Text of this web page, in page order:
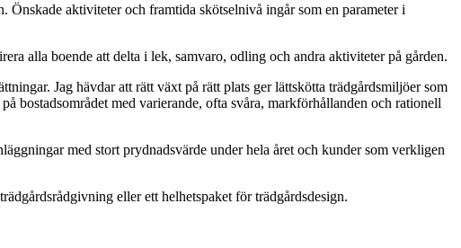
aktiviteter och framtida skötselnivå ingår som en parameter i
alla boende att delta i lek, samvaro, odling och andra aktiviteter på gården.
Jag hävdar att rätt växt på rätt plats ger lättskötta trädgårdsmiljöer som
bostadsområdet med varierande, ofta svåra, markförhållanden och rationell
med stort prydnadsvärde under hela året och kunder som verkligen
eller ett helhetspaket för trädgårdsdesign.